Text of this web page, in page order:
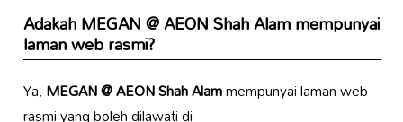
AdakahMEGAN @ AEON Shah Alammempunyai
laman web rasmi?
Ya,MEGAN @ AEON Shah Alammempunyai laman web
rasmi yang boleh dilawati di